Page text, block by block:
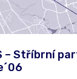
– Stříbrní